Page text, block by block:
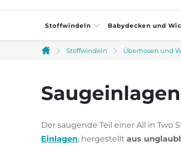
Stoffwindeln Babydecken und
Startseite
Stoffwindeln Überhosen und
Saugeinlagen
Der saugende Teil einer All in Two
Einlagen, hergestellt aus